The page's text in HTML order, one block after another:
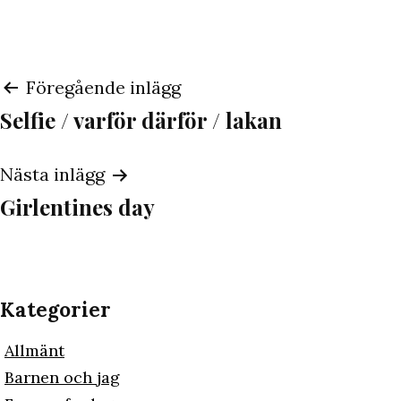
Inläggsnavigering
Föregående inlägg
Selfie / varför därför / lakan
Nästa inlägg
Girlentines day
Kategorier
Allmänt
Barnen och jag